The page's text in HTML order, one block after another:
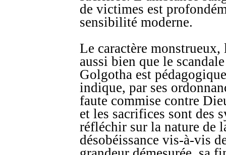
de victimes est
sensibilité moderne.
Le caractère
aussi bien que le
Golgotha est
indique, par ses
faute commise contre
et les sacrifices sont des
réfléchir sur la nature de
désobéissance vis-à-vis